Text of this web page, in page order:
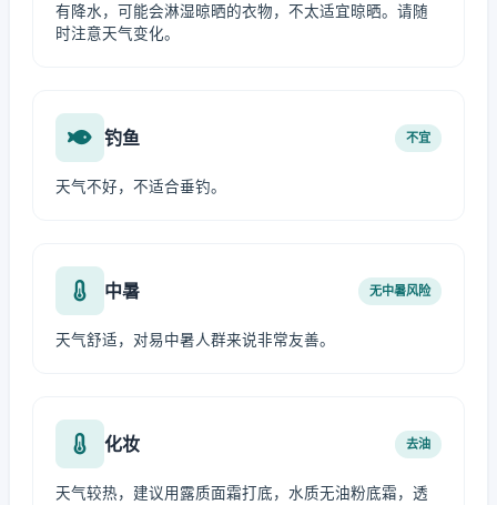
有降水，可能会淋湿晾晒的衣物，不太适宜晾晒。请随
时注意天气变化。
钓鱼 不宜
天气不好，不适合垂钓。
中暑 无中暑风险
天气舒适，对易中暑人群来说非常友善。
化妆 去油
天气较热，建议用露质面霜打底，水质无油粉底霜，透